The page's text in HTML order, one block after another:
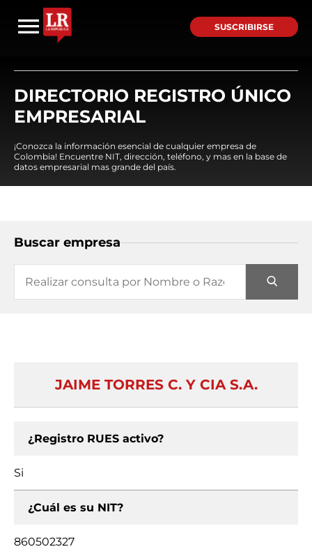
SUSCRIBIRSE
DIRECTORIO REGISTRO ÚNICO
EMPRESARIAL
¡Conozca la información esencial de cualquier empresa de
Colombia! Encuentre NIT, dirección, teléfono, y mas en la base de
datos empresarial mas grande del país.
Buscar empresa
JAIME TORRES C. Y CIA S.A.
¿Registro RUES activo?
Si
¿Cuál es su NIT?
860502327